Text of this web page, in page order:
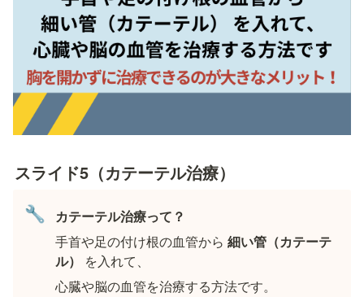
スライド5（カテーテル治療）
🔧
カテーテル治療って？
手首や足の付け根の血管から 細い管（カテーテ
ル）
を入れて、
心臓や脳の血管を治療する方法です。